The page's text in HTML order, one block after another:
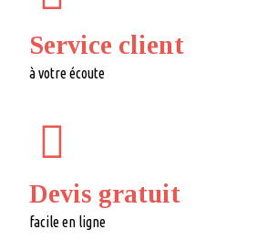
Service client
à votre écoute
Devis gratuit
facile en ligne